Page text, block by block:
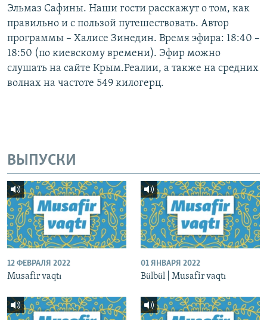
Эльмаз Сафины. Наши гости расскажут о том, как
правильно и с пользой путешествовать. Автор
программы – Халисе Зинедин. Время эфира: 18:40 –
18:50 (по киевскому времени). Эфир можно
слушать на сайте Крым.Реалии, а также на средних
волнах на частоте 549 килогерц.
ВЫПУСКИ
12 ФЕВРАЛЯ 2022
Musafir vaqtı
01 ЯНВАРЯ 2022
Bülbül | Musafir vaqtı